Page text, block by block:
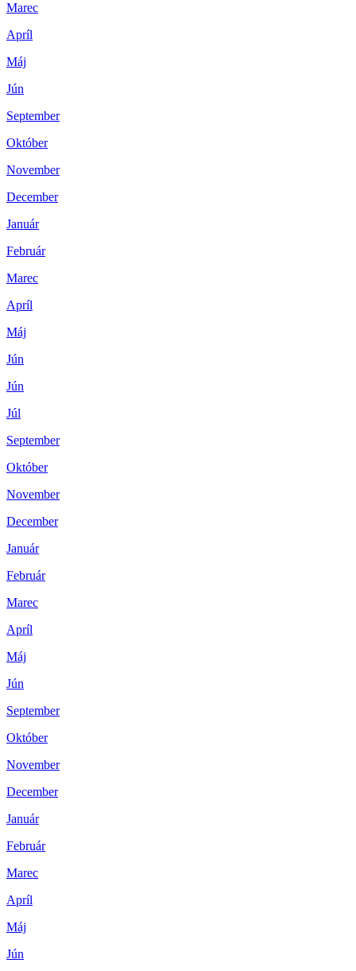
Marec
Apríl
Máj
Jún
September
Október
November
December
Január
Február
Marec
Apríl
Máj
Jún
Jún
Júl
September
Október
November
December
Január
Február
Marec
Apríl
Máj
Jún
September
Október
November
December
Január
Február
Marec
Apríl
Máj
Jún